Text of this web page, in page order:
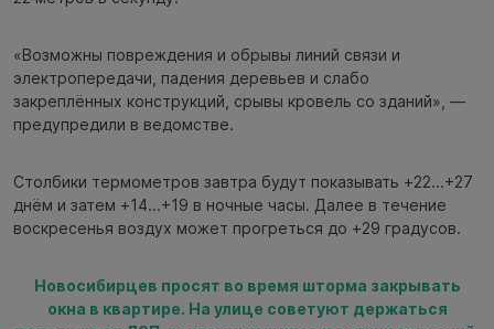
«Возможны повреждения и обрывы линий связи и
электропередачи, падения деревьев и слабо
закреплённых конструкций, срывы кровель со зданий», —
предупредили в ведомстве.
Столбики термометров завтра будут показывать +22...+27
днём и затем +14...+19 в ночные часы. Далее в течение
воскресенья воздух может прогреться до +29 градусов.
Новосибирцев просят во время шторма закрывать
окна в квартире. На улице советуют держаться